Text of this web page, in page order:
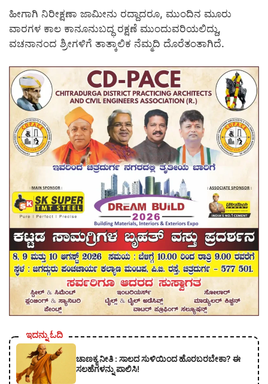
ಹೀಗಾಗಿ ನಿರೀಕ್ಷಣಾ ಜಾಮೀನು ರದ್ದಾದರೂ, ಮುಂದಿನ ಮೂರು
ವಾರಗಳ ಕಾಲ ಕಾನೂನುಬದ್ಧ ರಕ್ಷಣೆ ಮುಂದುವರಿಯಲಿದ್ದು,
ವಚನಾನಂದ ಶ್ರೀಗಳಿಗೆ ತಾತ್ಕಾಲಿಕ ನೆಮ್ಮದಿ ದೊರೆತಂತಾಗಿದೆ.
ಇದನ್ನು ಓದಿ
ಚಾಣಕ್ಯ ನೀತಿ : ಸಾಲದ ಸುಳಿಯಿಂದ ಹೊರಬರಬೇಕಾ? ಈ
ಸಲಹೆಗಳನ್ನು ಪಾಲಿಸಿ!